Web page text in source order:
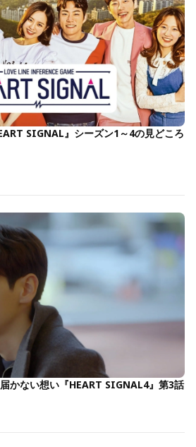
SIGNAL』シーズン1～4の見どころ
かない想い『HEART SIGNAL4』第3話